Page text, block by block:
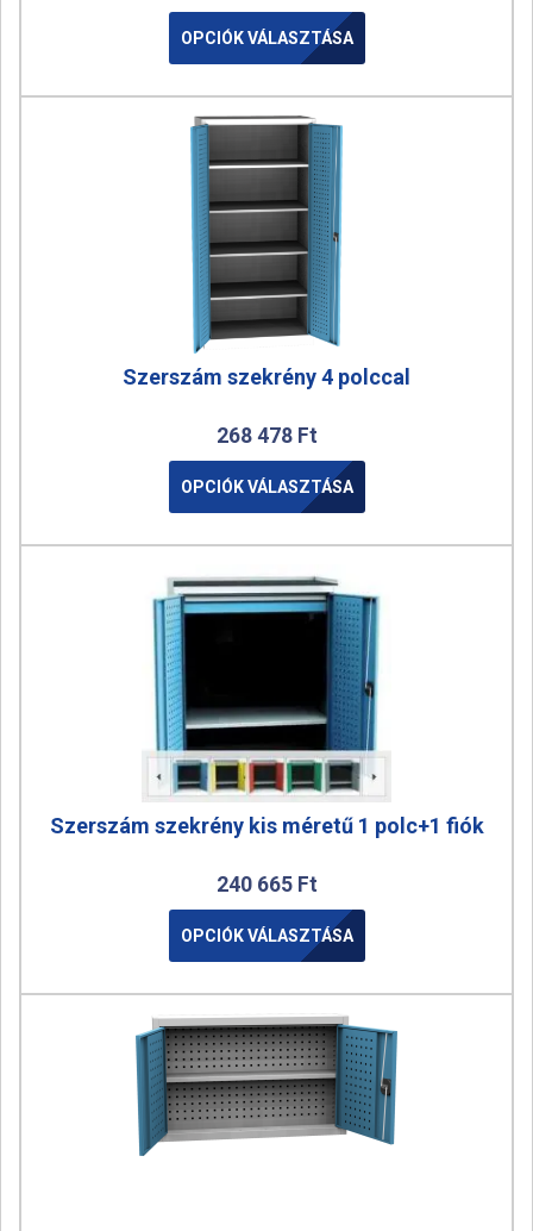
OPCIÓK VÁLASZTÁSA
Szerszám szekrény 4 polccal
268 478 Ft
OPCIÓK VÁLASZTÁSA
Szerszám szekrény kis méretű 1 polc+1 fiók
240 665 Ft
OPCIÓK VÁLASZTÁSA